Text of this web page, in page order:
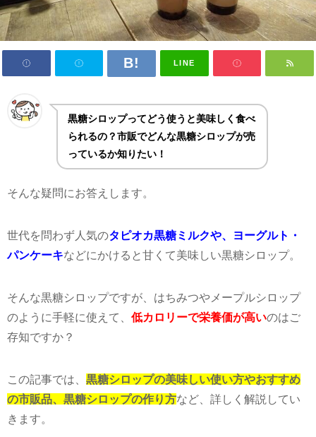
LINE
黒糖シロップってどう使うと美味しく食べ
られるの？市販でどんな黒糖シロップが売
っているか知りたい！
そんな疑問にお答えします。
世代を問わず人気のタピオカ黒糖ミルクや、ヨーグルト・
パンケーキなどにかけると甘くて美味しい黒糖シロップ。
そんな黒糖シロップですが、はちみつやメープルシロップ
のように手軽に使えて、 低カロリーで栄養価が高いのはご
存知ですか？
この記事では、 黒糖シロップの美味しい使い方やおすすめ
の市販品、黒糖シロップの作り方など、詳しく解説してい
きます。